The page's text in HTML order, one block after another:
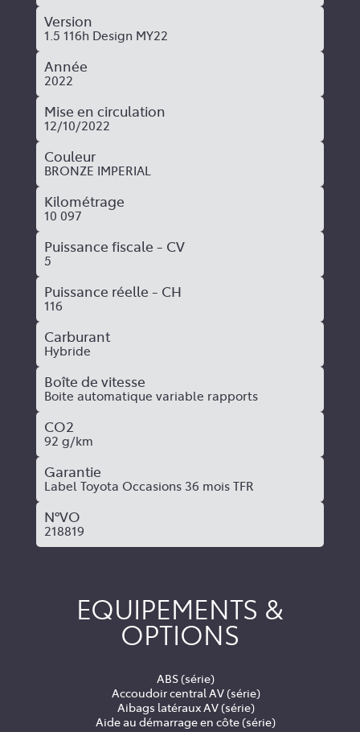
Version
1.5 116h Design MY22
Année
2022
Mise en circulation
12/10/2022
Couleur
BRONZE IMPERIAL
Kilométrage
10 097
Puissance fiscale - CV
5
Puissance réelle - CH
116
Carburant
Hybride
Boîte de vitesse
Boite automatique variable rapports
CO2
92 g/km
Garantie
Label Toyota Occasions 36 mois TFR
N°VO
218819
EQUIPEMENTS &
OPTIONS
ABS (série)
Accoudoir central AV (série)
Aibags latéraux AV (série)
Aide au démarrage en côte (série)